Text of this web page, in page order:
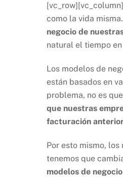
como la vida
negocio de
natural el tiempo
Los modelos de
están basados en
problema, no es
que nuestras
facturación
Por esto mismo,
tenemos que
modelos de